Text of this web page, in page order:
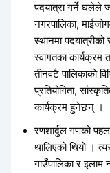
पदयात्रा गर्ने घलेले
नगरपालिका,
स्थानमा पदयात्रीको
स्वागतका कार्यक्रम
तीनवटै पालिकाको
प्रतियोगिता,
कार्यक्रम हुनेछन् ।
रणशार्दुल गणको
थालिएको थियो ।
गाउँपालिका र